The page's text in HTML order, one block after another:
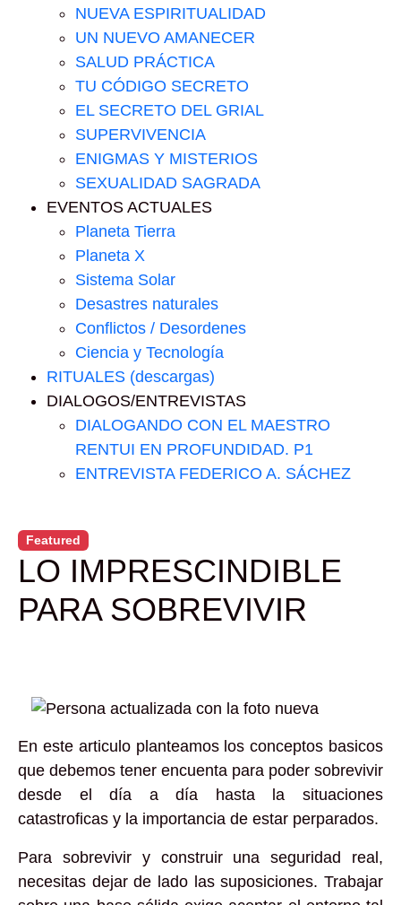
NUEVA ESPIRITUALIDAD
UN NUEVO AMANECER
SALUD PRÁCTICA
TU CÓDIGO SECRETO
EL SECRETO DEL GRIAL
SUPERVIVENCIA
ENIGMAS Y MISTERIOS
SEXUALIDAD SAGRADA
EVENTOS ACTUALES
Planeta Tierra
Planeta X
Sistema Solar
Desastres naturales
Conflictos / Desordenes
Ciencia y Tecnología
RITUALES (descargas)
DIALOGOS/ENTREVISTAS
DIALOGANDO CON EL MAESTRO
RENTUI EN PROFUNDIDAD. P1
ENTREVISTA FEDERICO A. SÁCHEZ
Featured
LO IMPRESCINDIBLE
PARA SOBREVIVIR
En este articulo planteamos los conceptos basicos
que debemos tener encuenta para poder sobrevivir
desde el día a día hasta la situaciones
catastroficas y la importancia de estar perparados.
Para sobrevivir y construir una seguridad real,
necesitas dejar de lado las suposiciones. Trabajar